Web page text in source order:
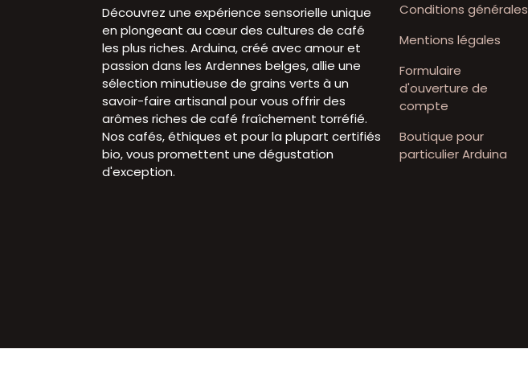
Découvrez une expérience sensorielle unique
en plongeant au cœur des cultures de café
les plus riches. Arduina, créé avec amour et
passion dans les Ardennes belges, allie une
sélection minutieuse de grains verts à un
savoir-faire artisanal pour vous offrir des
arômes riches de café fraîchement torréfié.
Nos cafés, éthiques et pour la plupart certifiés
bio, vous promettent une dégustation
d'exception.
Conditions générales
Mentions légales
Formulaire
d'ouverture de
compte
Boutique pour
particulier Arduina